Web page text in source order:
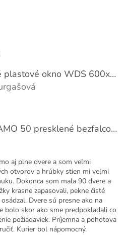
Jednokrídlové plastové okno WDS 600x1000
je 5 z 5 hviezdičiek.
Dvere BERGAMO 50 presklené bezfalcové EXTRA
je 5 z 5 hviezdičiek.
aj plne dvere a som veľmi
otvorov a hrúbky stien mi veľmi
Dokonca som mala 90 dvere a
krasne zapasovali, pekne čisté
Dvere sú presne ako na
bolo skor ako sme predpokladali co
požiadaviek. Príjemna a pohotova
Kurier bol nápomocný.